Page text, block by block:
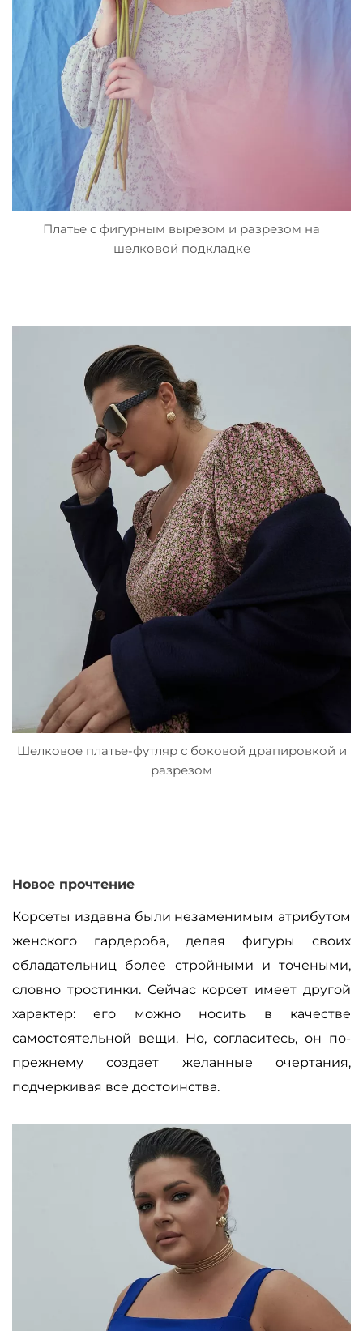
Платье с фигурным вырезом и разрезом на
шелковой подкладке
Шелковое платье-футляр с боковой драпировкой и
разрезом
Новое прочтение
Корсеты издавна были незаменимым атрибутом
женского гардероба, делая фигуры своих
обладательниц более стройными и точеными,
словно тростинки. Сейчас корсет имеет другой
характер: его можно носить в качестве
самостоятельной вещи. Но, согласитесь, он по-
прежнему создает желанные очертания,
подчеркивая все достоинства.